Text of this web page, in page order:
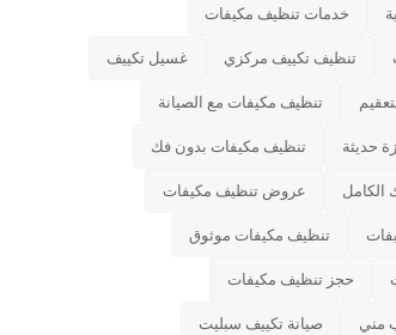
خدمات تنظيف مكيفات
تنظيف تكييف مركزي غسيل تكييف
تنظيف مكيفات مع الصيانة
حديثة تنظيف مكيفات بدون فك
الكامل عروض تنظيف مكيفات
تنظيف مكيفات موثوق
حجز تنظيف مكيفات
مني صيانة تكييف سبليت